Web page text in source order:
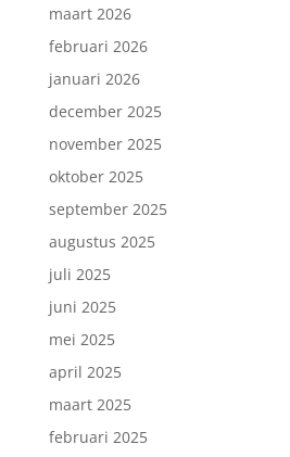
maart 2026
februari 2026
januari 2026
december 2025
november 2025
oktober 2025
september 2025
augustus 2025
juli 2025
juni 2025
mei 2025
april 2025
maart 2025
februari 2025